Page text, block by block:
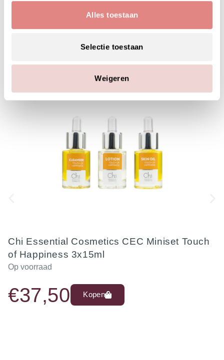
Alles toestaan
Selectie toestaan
Weigeren
MAAK JE SKINCARE ROUTINE
Chi Essential Cosmetics CEC Miniset Touch
of Happiness 3x15ml
Op voorraad
€37,50 Kopen